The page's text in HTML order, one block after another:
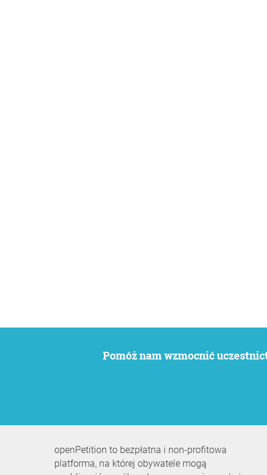
Pomóż nam wzmocnić
openPetition to bezpłatna i non-profitowa
platforma, na której obywatele mogą